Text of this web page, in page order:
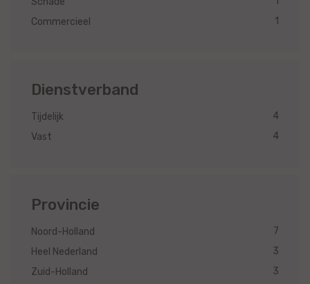
Commercieel
1
Dienstverband
Tijdelijk
4
Vast
4
Provincie
Noord-Holland
7
Heel Nederland
3
Zuid-Holland
3